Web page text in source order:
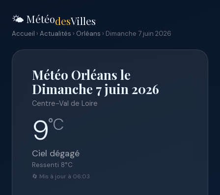
🌤️ MétéodesVilles
Accueil › Actualités › Orléans › Dimanche 7 juin 2026
Météo Orléans le
Dimanche 7 juin 2026
Centre-Val de Loire
9°C
Ciel dégagé
Ressenti 8°C
🔄 Mis à jour à 06:03